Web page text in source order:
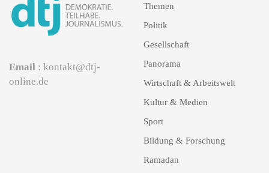
Email : kontakt@dtj-
online.de
Themen
Politik
Gesellschaft
Panorama
Wirtschaft & Arbeitswelt
Kultur & Medien
Sport
Bildung & Forschung
Ramadan